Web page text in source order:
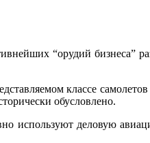
“орудий бизнеса”
классе
обусловлено.
используют деловую